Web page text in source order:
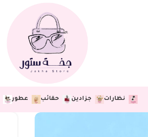
نظارات جزادين حقائب عطور